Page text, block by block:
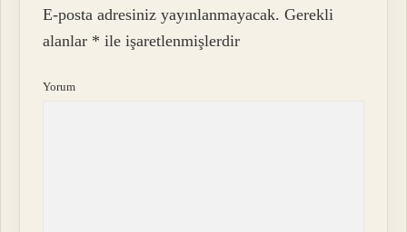
E-posta adresiniz yayınlanmayacak. Gerekli
alanlar * ile işaretlenmişlerdir
Yorum